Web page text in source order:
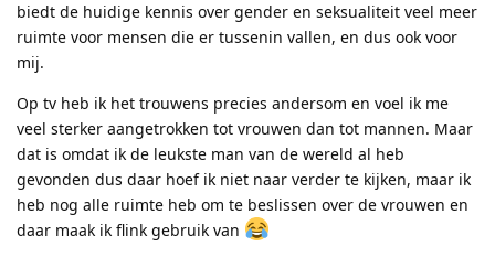
biedt de huidige kennis over gender en seksualiteit veel meer
ruimte voor mensen die er tussenin vallen, en dus ook voor
mij.
Op tv heb ik het trouwens precies andersom en voel ik me
veel sterker aangetrokken tot vrouwen dan tot mannen. Maar
dat is omdat ik de leukste man van de wereld al heb
gevonden dus daar hoef ik niet naar verder te kijken, maar ik
heb nog alle ruimte heb om te beslissen over de vrouwen en
daar maak ik flink gebruik van